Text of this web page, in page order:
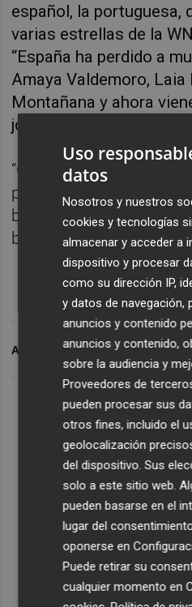
español, la portuguesa,
varias estrellas de la
“España ha perdido a
Amaya Valdemoro, Laia
Montañana y ahora
jovencita que lucha para
“Creo que van a
porque es un país con
baloncesto y tiene
buenas”, finalizó.
ARCHIVADO EN TICHA
Uso
datos
Nosotros y nuestros
cookies y tecnologías
almacenar y acceder a
dispositivo y procesar
como su dirección IP,
y datos de navegación,
anuncios y contenido
anuncios y contenido,
sobre la audiencia y
Proveedores de
pueden procesar sus
otros fines, incluido el
geolocalización
del dispositivo. Sus
solo a este sitio web.
pueden basarse en el
lugar del
oponerse en
Puede retirar su
cualquier momento en